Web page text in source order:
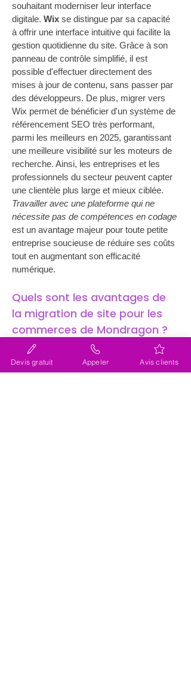
souhaitant moderniser leur interface
digitale. Wix se distingue par sa capacité
à offrir une interface intuitive qui facilite la
gestion quotidienne du site. Grâce à son
panneau de contrôle simplifié, il est
possible d'effectuer directement des
mises à jour de contenu, sans passer par
des développeurs. De plus, migrer vers
Wix permet de bénéficier d'un système de
référencement SEO très performant,
parmi les meilleurs en 2025, garantissant
une meilleure visibilité sur les moteurs de
recherche. Ainsi, les entreprises et les
professionnels du secteur peuvent capter
une clientèle plus large et mieux ciblée.
Travailler avec une plateforme qui ne
nécessite pas de compétences en codage
est un avantage majeur pour toute petite
entreprise soucieuse de réduire ses coûts
tout en augmentant son efficacité
numérique.
Quels sont les avantages de
la migration de site pour les
commerces de Mondragon ?
Pour les commerces de Mondragon, la
migration de site internet (site web)
constitue une opportunité de renforcer leur
Devis gratuit Appeler Avis clients